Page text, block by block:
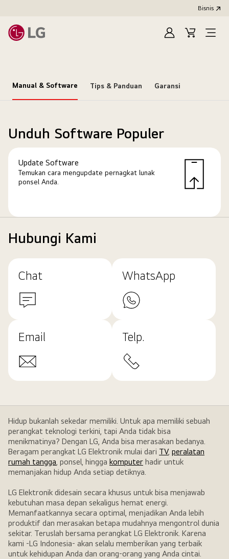
Bisnis
MasukKeranjang
Open
Manual & Software Tips & Panduan Garansi
Unduh Software Populer
Update Software
Temukan cara mengupdate pernagkat lunak
ponsel Anda.
Hubungi Kami
Chat WhatsApp
Email Telp.
Hidup bukanlah sekedar memiliki. Untuk apa memiliki sebuah
perangkat teknologi terkini, tapi Anda tidak bisa
menikmatinya? Dengan LG, Anda bisa merasakan bedanya.
Beragam perangkat LG Elektronik mulai dari TV, peralatan
rumah tangga, ponsel, hingga komputer hadir untuk
memanjakan hidup Anda setiap detiknya.
LG Elektronik didesain secara khusus untuk bisa menjawab
kebutuhan masa depan sekaligus hemat energi.
Memanfaatkannya secara optimal, menjadikan Anda lebih
produktif dan merasakan betapa mudahnya mengontrol dunia
sekitar. Teruslah bersama perangkat LG Elektronik. Karena
kami -LG Indonesia- akan selalu memberikan yang terbaik
untuk kehidupan Anda dan orang-orang yang Anda cintai.